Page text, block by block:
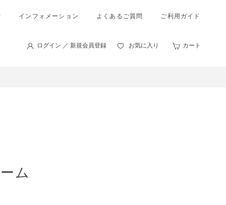
インフォメーション よくあるご質問 ご利用ガイド
ログイン ／ 新規会員登録 お気に入り カート
ム